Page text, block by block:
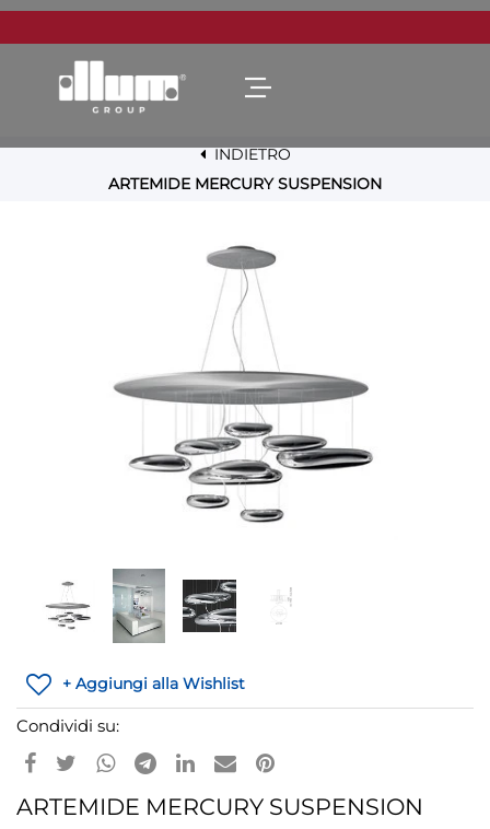
Open menu
INDIETRO
ARTEMIDE MERCURY SUSPENSION
+ Aggiungi alla Wishlist
Condividi su:
ARTEMIDE MERCURY SUSPENSION